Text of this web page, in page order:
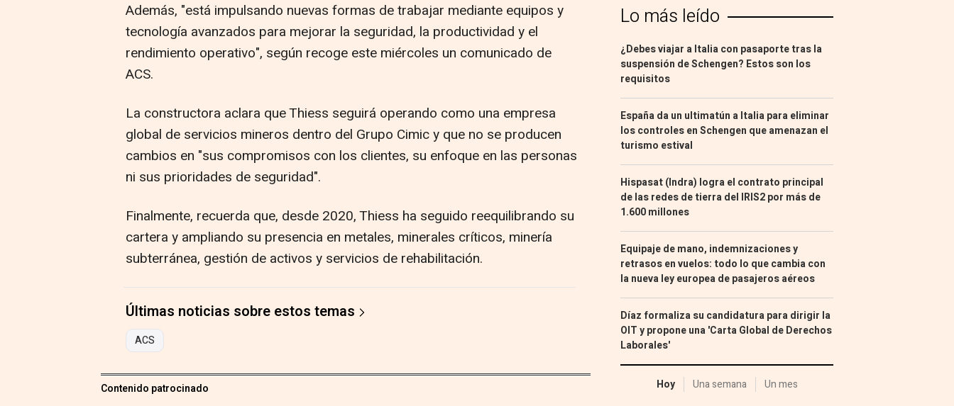
Además, "está impulsando nuevas formas de trabajar mediante equipos y
tecnología avanzados para mejorar la seguridad, la productividad y el
rendimiento operativo", según recoge este miércoles un comunicado de
ACS.
La constructora aclara que Thiess seguirá operando como una empresa
global de servicios mineros dentro del Grupo Cimic y que no se producen
cambios en "sus compromisos con los clientes, su enfoque en las personas
ni sus prioridades de seguridad".
Finalmente, recuerda que, desde 2020, Thiess ha seguido reequilibrando su
cartera y ampliando su presencia en metales, minerales críticos, minería
subterránea, gestión de activos y servicios de rehabilitación.
Últimas noticias sobre estos temas
ACS
Contenido patrocinado
Lo más leído
¿Debes viajar a Italia con pasaporte tras la
suspensión de Schengen? Estos son los
requisitos
España da un ultimatún a Italia para eliminar
los controles en Schengen que amenazan el
turismo estival
Hispasat (Indra) logra el contrato principal
de las redes de tierra del IRIS2 por más de
1.600 millones
Equipaje de mano, indemnizaciones y
retrasos en vuelos: todo lo que cambia con
la nueva ley europea de pasajeros aéreos
Díaz formaliza su candidatura para dirigir la
OIT y propone una 'Carta Global de Derechos
Laborales'
Hoy Una semana Un mes